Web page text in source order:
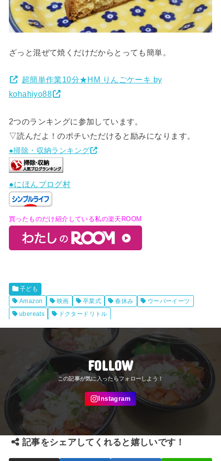
ざっと混ぜて焼くだけだからとっても簡単。
超簡単作業10分★HM りんごケーキ by
kohahiyo88
2つのランキングに参加しています。
▽読んだよ！のポチいただけると励みになります。
●掃除・収納ランキング
●にほんブログ村
買ったものだけ紹介している私の楽天ROOM
子ども
Amazon
映画 卒業式 春休み
ウーバーイーツ
ubereats
ドクタードリトル
FOLLOW
記事をシェアしてくれると嬉しいです！